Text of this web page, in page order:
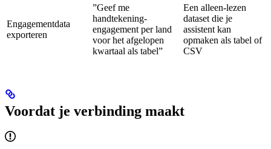
Engagementdata
exporteren
”Geef me
handtekening-
engagement per land
voor het afgelopen
kwartaal als tabel”
Een alleen-lezen
dataset die je
assistent kan
opmaken als tabel of
CSV
Voordat je verbinding maakt